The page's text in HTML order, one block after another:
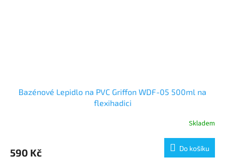
Bazénové Lepidlo na PVC Griffon WDF-05 500ml na
flexihadici
Skladem
590 Kč Do košíku